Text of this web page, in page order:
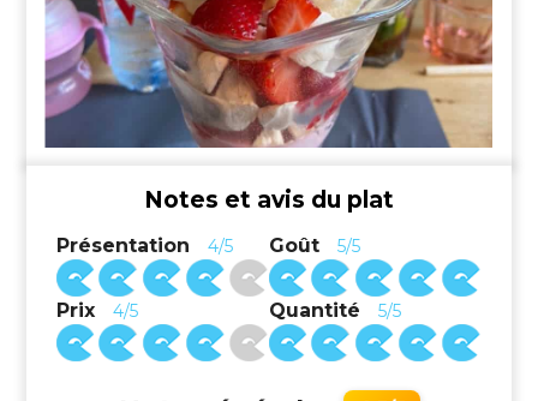
Notes et avis du plat
Présentation 4/5 Goût 5/5
Prix 4/5 Quantité 5/5